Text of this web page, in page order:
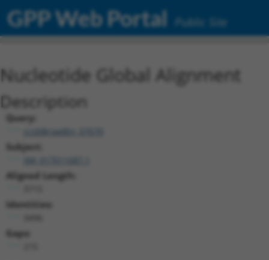
GPP Web Portal Public Site
Nucleotide Global Alignment
Description
Query:
ccsbBroadEn_07670
Subject:
Aligned Length:
Identities:
Gaps: